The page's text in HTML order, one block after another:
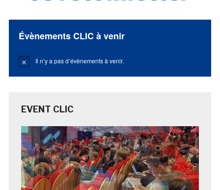
Évènements CLIC à venir
Notice Il n’y a pas d’évènements à venir.
EVENT CLIC